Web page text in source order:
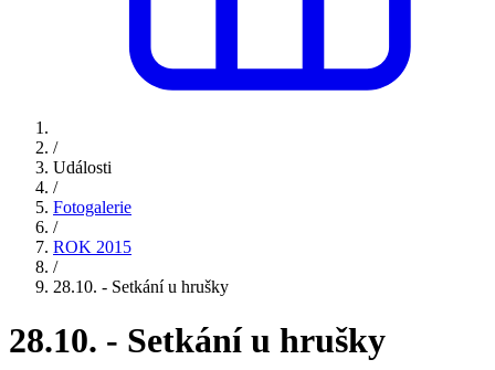
/
Události
/
Fotogalerie
/
ROK 2015
/
28.10. - Setkání u hrušky
28.10. - Setkání u hrušky